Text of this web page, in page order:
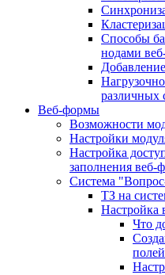
Способы
нодами
различных
Веб-формы
Возможности
Настройки
Настройка
заполнения веб-
Система
ТЗ на
Настройка
Что
полей